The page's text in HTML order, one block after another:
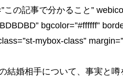
この記事で分かること”
bgcolor=”#ffffff”
mybox-class”
結婚相手について、事実と